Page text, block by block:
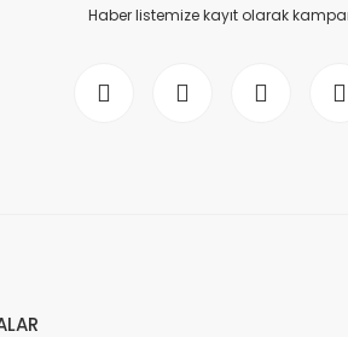
Haber listemize kayıt olarak